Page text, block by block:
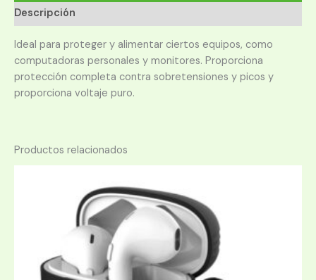
Descripción
Ideal para proteger y alimentar ciertos equipos, como
computadoras personales y monitores. Proporciona
protección completa contra sobretensiones y picos y
proporciona voltaje puro.
Productos relacionados